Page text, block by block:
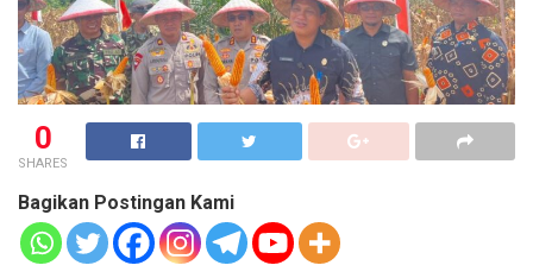
0
SHARES
Bagikan Postingan Kami